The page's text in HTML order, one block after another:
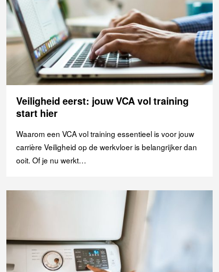
Veiligheid eerst: jouw VCA vol training
start hier
Waarom een VCA vol training essentieel is voor jouw
carrière Veiligheid op de werkvloer is belangrijker dan
ooit. Of je nu werkt…